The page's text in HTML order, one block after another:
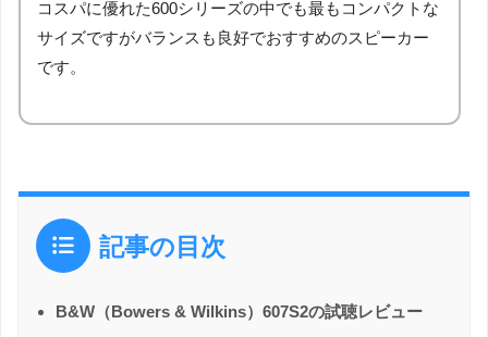
コスパに優れた600シリーズの中でも最もコンパクトな
サイズですがバランスも良好でおすすめのスピーカー
です。
記事の目次
B&W（Bowers & Wilkins）607S2の試聴レビュー